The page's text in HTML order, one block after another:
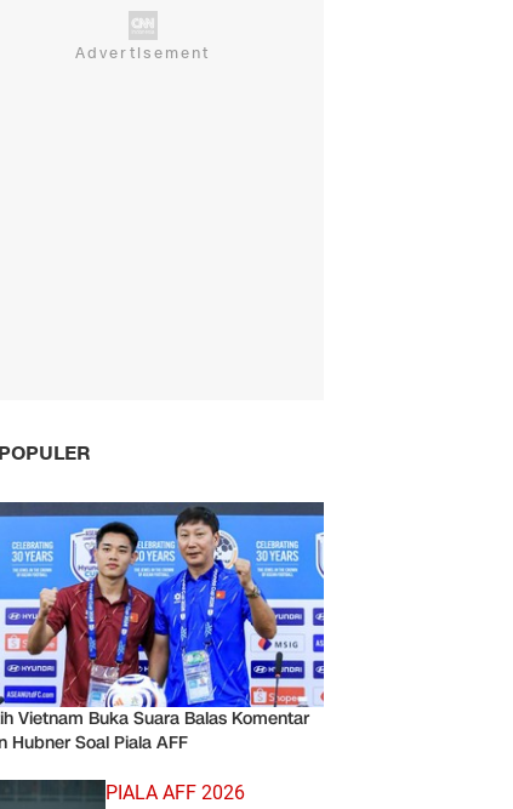
Vietnam Buka Suara Balas Komentar
Hubner Soal Piala AFF
PIALA AFF 2026